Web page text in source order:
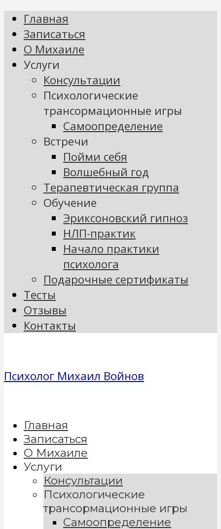
Главная
Записаться
О Михаиле
Услуги
Консультации
Психологические
трансормационные игры
Самоопределение
Встречи
Пойми себя
Волшебный год
Терапевтическая группа
Обучение
Эриксоновский гипноз
НЛП-практик
Начало практики
психолога
Подарочные сертификаты
Тесты
Отзывы
Контакты
Психолог Михаил Войнов
Главная
Записаться
О Михаиле
Услуги
Консультации
Психологические
трансормационные игры
Самоопределение